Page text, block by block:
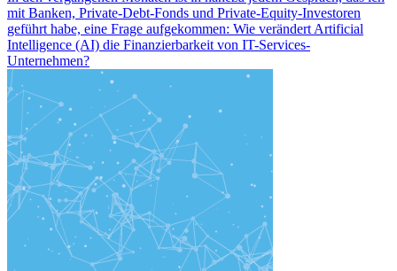
mit Banken, Private-Debt-Fonds und Private-Equity-Investoren
geführt habe, eine Frage aufgekommen: Wie verändert Artificial
Intelligence (AI) die Finanzierbarkeit von IT-Services-
Unternehmen?